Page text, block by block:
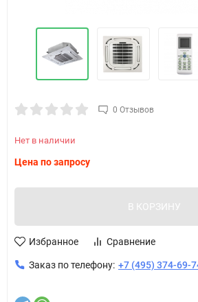
0 Отзывов
Нет в наличии
Цена по запросу
В КОРЗИНУ
Избранное Сравнение
Заказ по телефону: +7 (495) 374-69-